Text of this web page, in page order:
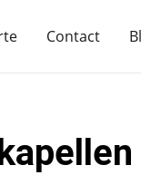
Contact